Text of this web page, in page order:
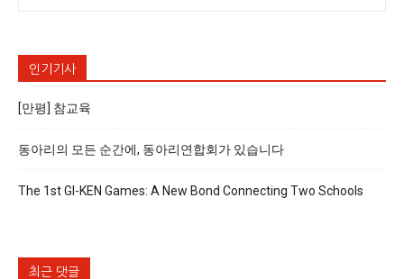
인기기사
[만평] 참교육
동아리의 모든 순간에, 동아리연합회가 있습니다
The 1st GI-KEN Games: A New Bond Connecting Two Schools
최근 댓글